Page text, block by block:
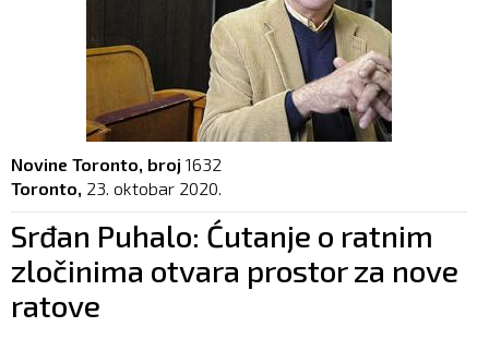
Novine Toronto, broj 1632
Toronto, 23. oktobar 2020.
Srđan Puhalo: Ćutanje o ratnim
zločinima otvara prostor za nove
ratove